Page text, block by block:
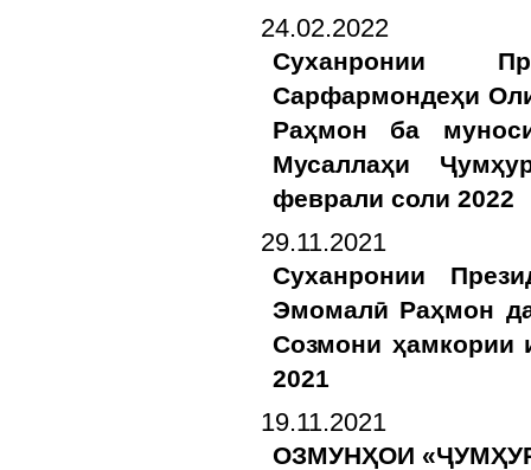
24.02.2022
Суханронии
Сарфармондеҳи
Раҳмон ба
Мусаллаҳи
феврали соли 2022
29.11.2021
Суханронии
Эмомалӣ Раҳмон
Созмони ҳамкории
2021
19.11.2021
ОЗМУНҲОИ